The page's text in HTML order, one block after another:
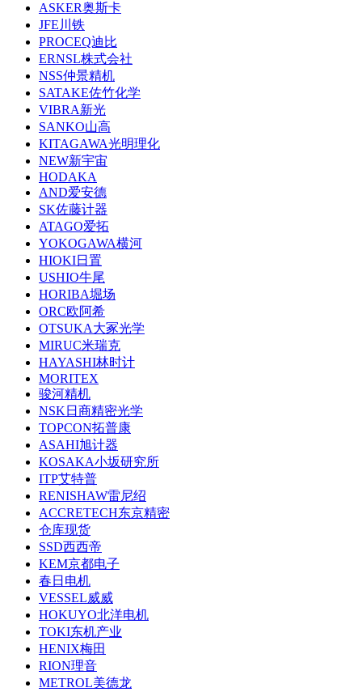
ASKER奥斯卡
JFE川铁
PROCEQ迪比
ERNSL株式会社
NSS仲景精机
SATAKE佐竹化学
VIBRA新光
SANKO山高
KITAGAWA光明理化
NEW新宇宙
HODAKA
AND爱安德
SK佐藤计器
ATAGO爱拓
YOKOGAWA横河
HIOKI日置
USHIO牛尾
HORIBA堀场
ORC欧阿希
OTSUKA大冢光学
MIRUC米瑞克
HAYASHI林时计
MORITEX
骏河精机
NSK日商精密光学
TOPCON拓普康
ASAHI旭计器
KOSAKA小坂研究所
ITP艾特普
RENISHAW雷尼绍
ACCRETECH东京精密
仓库现货
SSD西西帝
KEM京都电子
春日电机
VESSEL威威
HOKUYO北洋电机
TOKI东机产业
HENIX梅田
RION理音
METROL美德龙